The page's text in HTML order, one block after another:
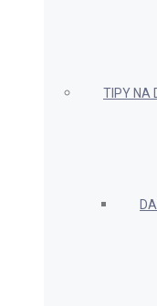
TIPY NA